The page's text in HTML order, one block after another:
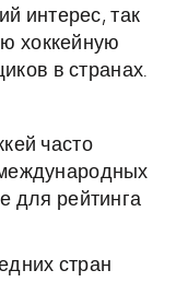
интерес, так
хоккейную
в странах.
часто
для рейтинга
стран